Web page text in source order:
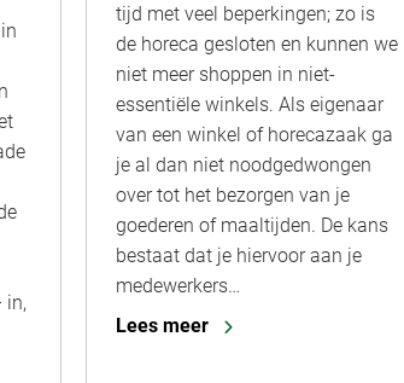
in,
tijd met veel beperkingen; zo is
de horeca gesloten en kunnen we
niet meer shoppen in niet-
essentiële winkels. Als eigenaar
van een winkel of horecazaak ga
je al dan niet noodgedwongen
over tot het bezorgen van je
goederen of maaltijden. De kans
bestaat dat je hiervoor aan je
medewerkers…
Lees meer